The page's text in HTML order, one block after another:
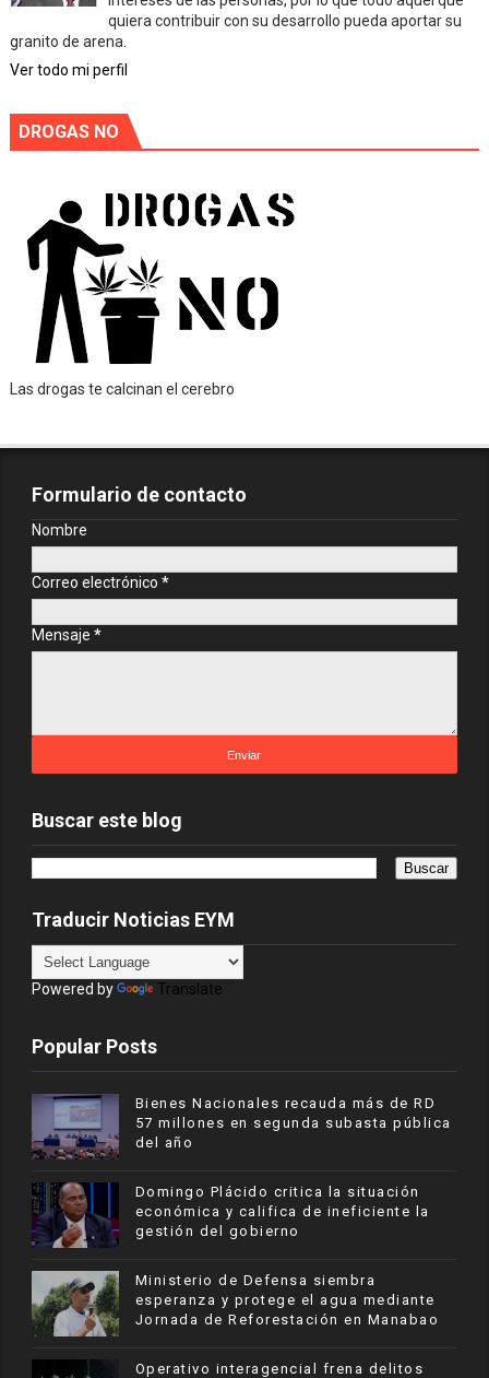
quiera contribuir con su desarrollo pueda aportar su
granito de arena.
Ver todo mi perfil
DROGAS NO
Las drogas te calcinan el cerebro
Formulario de contacto
Nombre
Correo electrónico *
Mensaje *
Buscar este blog
Traducir Noticias EYM
Powered by Translate
Popular Posts
Bienes Nacionales recauda más de RD
57 millones en segunda subasta pública
del año
​Domingo Plácido critica la situación
económica y califica de ineficiente la
gestión del gobierno
Ministerio de Defensa siembra
esperanza y protege el agua mediante
Jornada de Reforestación en Manabao
Operativo interagencial frena delitos